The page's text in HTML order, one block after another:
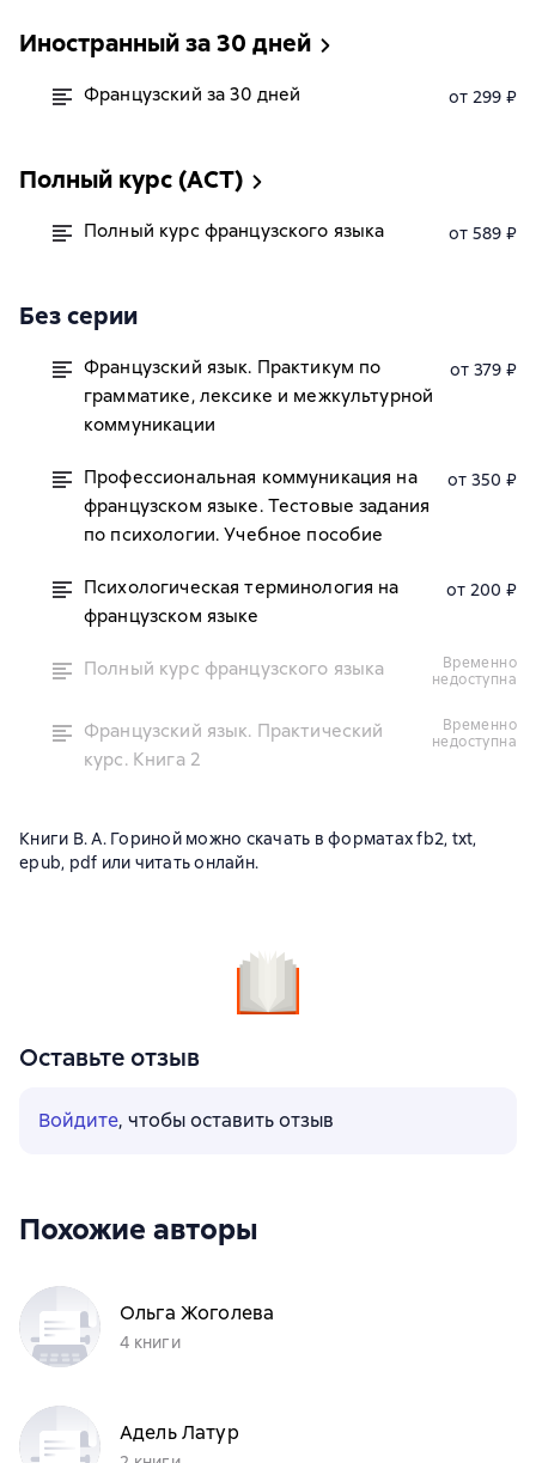
Иностранный за 30 дней
Французский за 30 дней от 299 ₽
Полный курс (АСТ)
Полный курс французского языка от 589 ₽
Без серии
Французский язык. Практикум по
грамматике, лексике и межкультурной
коммуникации
от 379 ₽
Профессиональная коммуникация на
французском языке. Тестовые задания
по психологии. Учебное пособие
от 350 ₽
Психологическая терминология на
французском языке
от 200 ₽
Полный курс французского языка
временно
недоступна
Французский язык. Практический
курс. Книга 2
временно
недоступна
Книги В. А. Гориной можно скачать в форматах fb2, txt,
epub, pdf или читать онлайн.
Оставьте отзыв
Войдите, чтобы оставить отзыв
Похожие авторы
Ольга Жоголева
4 книги
Адель Латур